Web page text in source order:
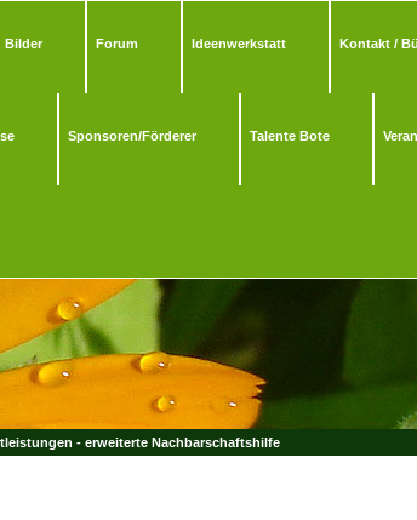
Bilder Forum Ideenwerkstatt Kontakt /
Sponsoren/Förderer Talente Bote
- erweiterte Nachbarschaftshilfe